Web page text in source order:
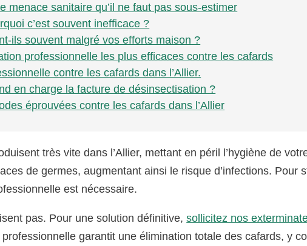
menace sanitaire qu’il ne faut pas sous-estimer
c’est souvent inefficace ?
ils souvent malgré vos efforts maison ?
professionnelle les plus efficaces contre les cafards
contre les cafards dans l’Allier.
en charge la facture de désinsectisation ?
éprouvées contre les cafards dans l’Allier
très vite dans l’Allier, mettant en péril l’hygiène de
de germes, augmentant ainsi le risque d’infections. Pour
est nécessaire.
pas. Pour une solution définitive,sollicitez nos
professionnelle garantit une élimination totale des cafards, y